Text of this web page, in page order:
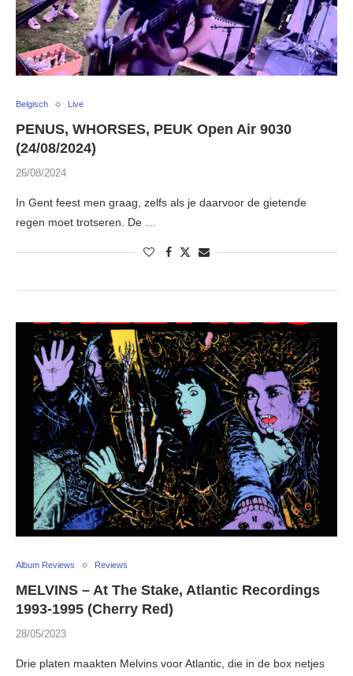
Belgisch Live
PENUS, WHORSES, PEUK Open Air 9030
(24/08/2024)
26/08/2024
In Gent feest men graag, zelfs als je daarvoor de gietende
regen moet trotseren. De …
Album Reviews Reviews
MELVINS – At The Stake, Atlantic Recordings
1993-1995 (Cherry Red)
28/05/2023
Drie platen maakten Melvins voor Atlantic, die in de box netjes